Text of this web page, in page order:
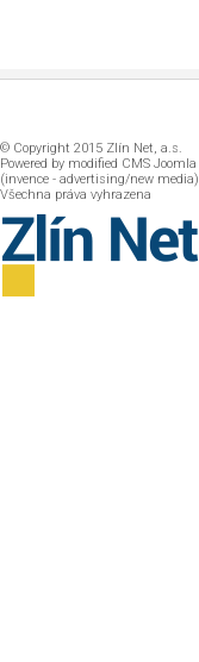
© Copyright 2015 Zlín Net, a.s.
Powered by modified CMS Joomla
(invence - advertising/new media)
Všechna práva vyhrazena